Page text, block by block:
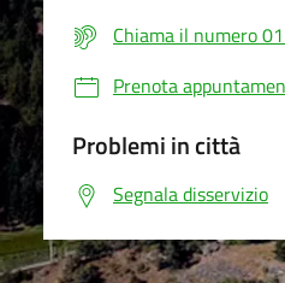
Chiama il numero
Prenota
Problemi in città
Segnala disservizio